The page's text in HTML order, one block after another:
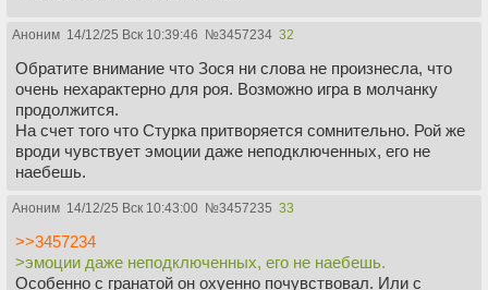
Аноним 14/12/25 Вск 10:39:46 №3457234 32
Обратите внимание что Зося ни слова не произнесла, что
очень нехарактерно для роя. Возможно игра в молчанку
продолжится.
На счет того что Стурка притворяется сомнительно. Рой же
вроди чувствует эмоции даже неподключенных, его не
наебешь.
Аноним 14/12/25 Вск 10:43:00 №3457235 33
>>3457234
>эмоции даже неподключенных, его не наебешь.
Особенно с гранатой он охуенно почувствовал. Или с